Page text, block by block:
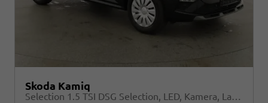
Skoda Kamiq
Selection 1.5 TSI DSG Selection, LED, Kamera, Ladeboden, Winter